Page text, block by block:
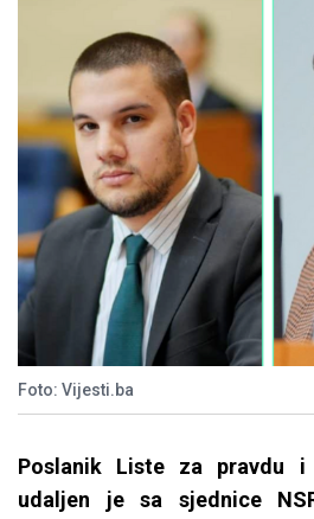
Foto: Vijesti.ba
Poslanik Liste za pravdu
udaljen je sa sjednice